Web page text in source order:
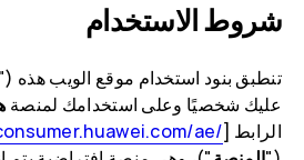
شروط الاستخدام
تنطبق بنود استخدام موقع الويب هذه ("
عليك شخصيًا وعلى استخدامك لمنصة
الرابط [/https://consumer.huawei.com/ae